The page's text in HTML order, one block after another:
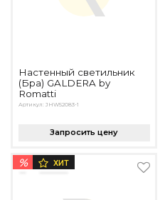
Настенный светильник
(Бра) GALDERA by
Romatti
Артикул: JHW52083-1
Запросить цену
% ХИТ